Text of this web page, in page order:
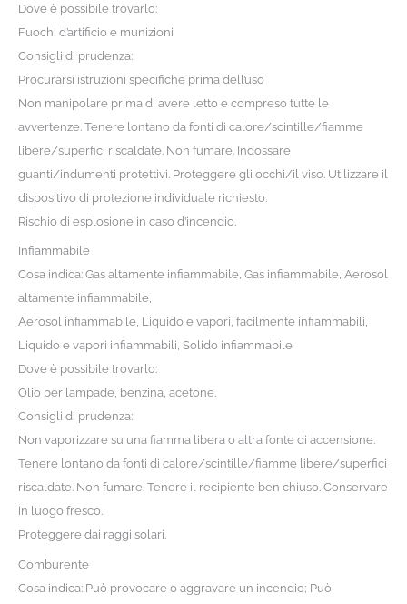
Dove è possibile trovarlo:
Fuochi d’artificio e munizioni
Consigli di prudenza:
Procurarsi istruzioni specifiche prima dell’uso
Non manipolare prima di avere letto e compreso tutte le
avvertenze. Tenere lontano da fonti di calore/scintille/fiamme
libere/superfici riscaldate. Non fumare. Indossare
guanti/indumenti protettivi. Proteggere gli occhi/il viso. Utilizzare il
dispositivo di protezione individuale richiesto.
Rischio di esplosione in caso d’incendio.
Infiammabile
Cosa indica: Gas altamente infiammabile, Gas infiammabile, Aerosol
altamente infiammabile,
Aerosol infiammabile, Liquido e vapori, facilmente infiammabili,
Liquido e vapori infiammabili, Solido infiammabile
Dove è possibile trovarlo:
Olio per lampade, benzina, acetone.
Consigli di prudenza:
Non vaporizzare su una fiamma libera o altra fonte di accensione.
Tenere lontano da fonti di calore/scintille/fiamme libere/superfici
riscaldate. Non fumare. Tenere il recipiente ben chiuso. Conservare
in luogo fresco.
Proteggere dai raggi solari.
Comburente
Cosa indica: Può provocare o aggravare un incendio; Può